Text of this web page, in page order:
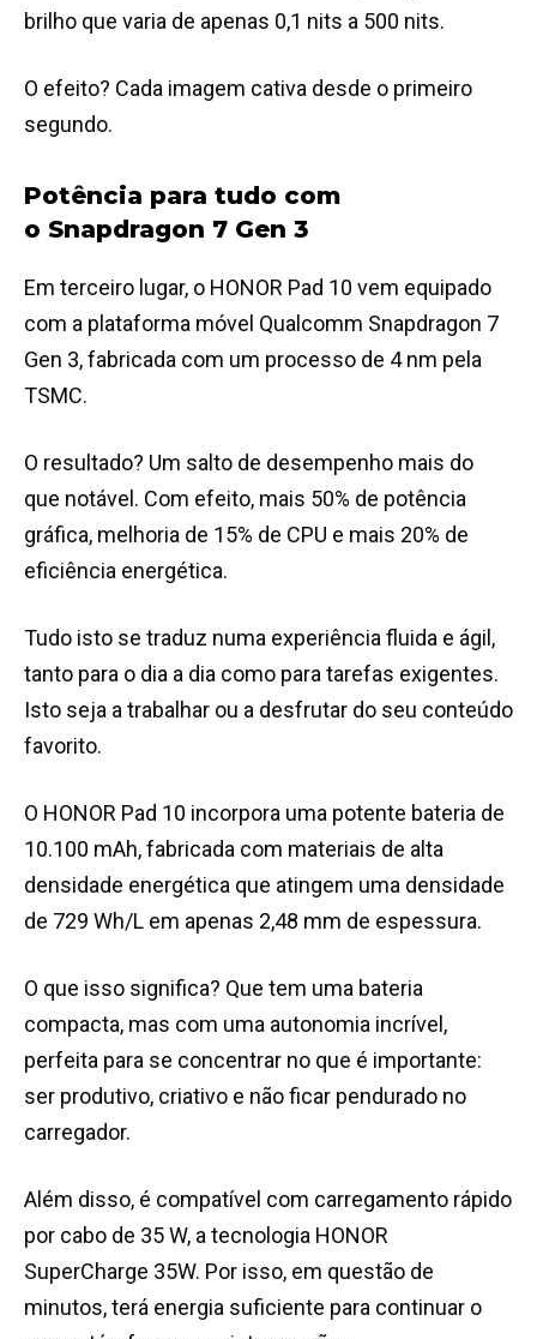
brilho que varia de apenas 0,1 nits a 500 nits.
O efeito? Cada imagem cativa desde o primeiro
segundo.
Potência para tudo com
o Snapdragon 7 Gen 3
Em terceiro lugar, o HONOR Pad 10 vem equipado
com a plataforma móvel Qualcomm Snapdragon 7
Gen 3, fabricada com um processo de 4 nm pela
TSMC.
O resultado? Um salto de desempenho mais do
que notável. Com efeito, mais 50% de potência
gráfica, melhoria de 15% de CPU e mais 20% de
eficiência energética.
Tudo isto se traduz numa experiência fluida e ágil,
tanto para o dia a dia como para tarefas exigentes.
Isto seja a trabalhar ou a desfrutar do seu conteúdo
favorito.
O HONOR Pad 10 incorpora uma potente bateria de
10.100 mAh, fabricada com materiais de alta
densidade energética que atingem uma densidade
de 729 Wh/L em apenas 2,48 mm de espessura.
O que isso significa? Que tem uma bateria
compacta, mas com uma autonomia incrível,
perfeita para se concentrar no que é importante:
ser produtivo, criativo e não ficar pendurado no
carregador.
Além disso, é compatível com carregamento rápido
por cabo de 35 W, a tecnologia HONOR
SuperCharge 35W. Por isso, em questão de
minutos, terá energia suficiente para continuar o